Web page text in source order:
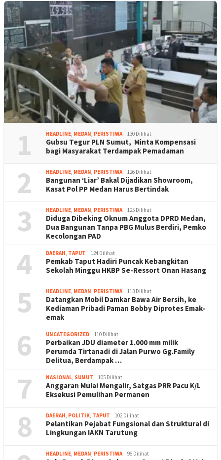
1 HEADLINE, MEDAN, PERISTIWA 130 Dilihat
Gubsu Tegur PLN Sumut, Minta Kompensasi
bagi Masyarakat Terdampak Pemadaman
2 HEADLINE, MEDAN, PERISTIWA 126 Dilihat
Bangunan ‘Liar’ Bakal Dijadikan Showroom,
Kasat Pol PP Medan Harus Bertindak
3 HEADLINE, MEDAN, PERISTIWA 125 Dilihat
Diduga Dibeking Oknum Anggota DPRD Medan,
Dua Bangunan Tanpa PBG Mulus Berdiri, Pemko
Kecolongan PAD
4 DAERAH, TAPUT 124 Dilihat
Pemkab Taput Hadiri Puncak Kebangkitan
Sekolah Minggu HKBP Se-Ressort Onan Hasang
5 HEADLINE, MEDAN, PERISTIWA 113 Dilihat
Datangkan Mobil Damkar Bawa Air Bersih, ke
Kediaman Pribadi Paman Bobby Diprotes Emak-
emak
6 UNCATEGORIZED 110 Dilihat
Perbaikan JDU diameter 1.000 mm milik
Perumda Tirtanadi di Jalan Purwo Gg.Family
Delitua, Berdampak …
7 NASIONAL, SUMUT 105 Dilihat
Anggaran Mulai Mengalir, Satgas PRR Pacu K/L
Eksekusi Pemulihan Permanen
8 DAERAH, POLITIK, TAPUT 102 Dilihat
Pelantikan Pejabat Fungsional dan Struktural di
Lingkungan IAKN Tarutung
HEADLINE, MEDAN, PERISTIWA 96 Dilihat